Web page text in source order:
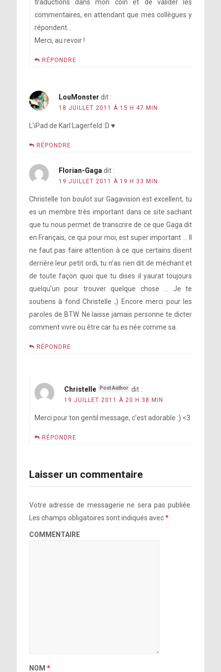
traductions dans mon coin et de valider les
commentaires, en attendant que mes collègues y
répondent…
Merci, au revoir !
RÉPONDRE
LouMonster dit :
18 JUILLET 2011 À 15 H 47 MIN
L’iPad de Karl Lagerfeld :D ♥
RÉPONDRE
Florian-Gaga dit :
19 JUILLET 2011 À 19 H 33 MIN
Christelle ton boulot sur Gagavision est excellent, tu
es un membre très important dans ce site sachant
que tu nous permet de transcrire de ce que Gaga dit
en Français, ce qui pour moi, est super important … Il
ne faut pas faire attention à ce que certains disent
derrière leur petit ordi, tu n’as rien dit de méchant et
de toute façon quoi que tu dises il yaurat toujours
quelqu’un pour trouver quelque chose … Je te
soutiens à fond Christelle ;) Encore merci pour les
paroles de BTW. Ne laisse jamais personne te dicter
comment vivre ou être car tu es née comme sa.
RÉPONDRE
Christelle dit :
19 JUILLET 2011 À 20 H 38 MIN
Merci pour ton gentil message, c’est adorable :) <3
RÉPONDRE
Laisser un commentaire
Votre adresse de messagerie ne sera pas publiée.
Les champs obligatoires sont indiqués avec*
COMMENTAIRE
NOM *